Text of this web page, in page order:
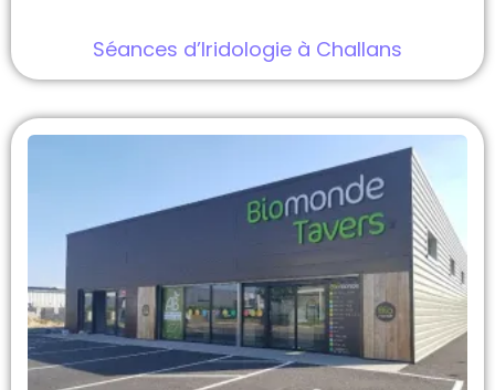
Séances d’Iridologie à Challans